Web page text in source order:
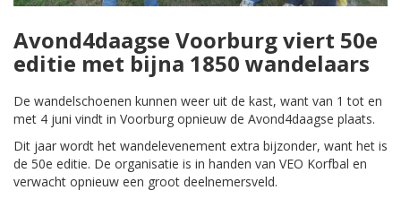
Avond4daagse Voorburg viert 50e
editie met bijna 1850 wandelaars
De wandelschoenen kunnen weer uit de kast, want van 1 tot en
met 4 juni vindt in Voorburg opnieuw de Avond4daagse plaats.
Dit jaar wordt het wandelevenement extra bijzonder, want het is
de 50e editie. De organisatie is in handen van VEO Korfbal en
verwacht opnieuw een groot deelnemersveld.